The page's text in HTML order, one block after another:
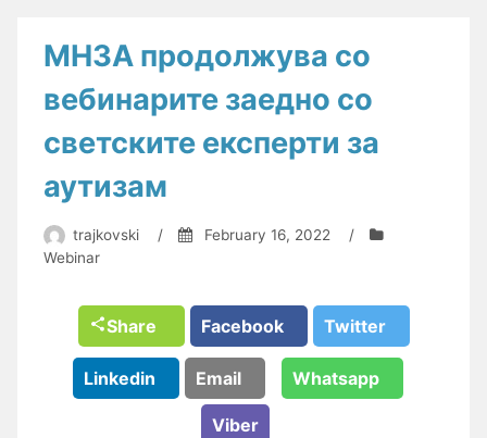
МНЗА продолжува со
вебинарите заедно со
светските експерти за
аутизам
trajkovski / February 16, 2022
/
Webinar
Share Facebook Twitter
Linkedin Email Whatsapp
Viber